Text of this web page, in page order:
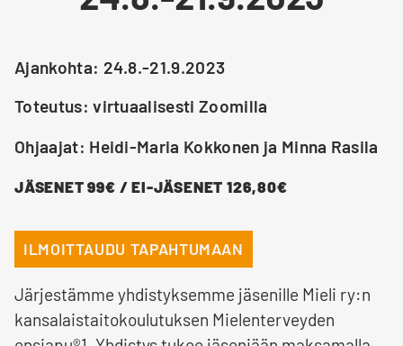
Ajankohta: 24.8.-21.9.2023
Toteutus: virtuaalisesti Zoomilla
Ohjaajat: Heidi-Maria Kokkonen ja Minna Rasila
JÄSENET 99€ / EI-JÄSENET 126,80€
ILMOITTAUDU TAPAHTUMAAN
Järjestämme yhdistyksemme jäsenille Mieli ry:n
kansalaistaitokoulutuksen Mielenterveyden